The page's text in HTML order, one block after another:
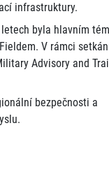
infrastruktury.
byla hlavním
V rámci
Advisory and
bezpečnosti a